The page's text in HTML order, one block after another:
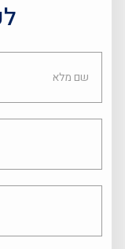
שם
מלא
אימייל
טלפון